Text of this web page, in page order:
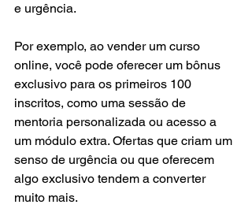
e urgência.
Por exemplo, ao vender um curso
online, você pode oferecer um bônus
exclusivo para os primeiros 100
inscritos, como uma sessão de
mentoria personalizada ou acesso a
um módulo extra. Ofertas que criam um
senso de urgência ou que oferecem
algo exclusivo tendem a converter
muito mais.